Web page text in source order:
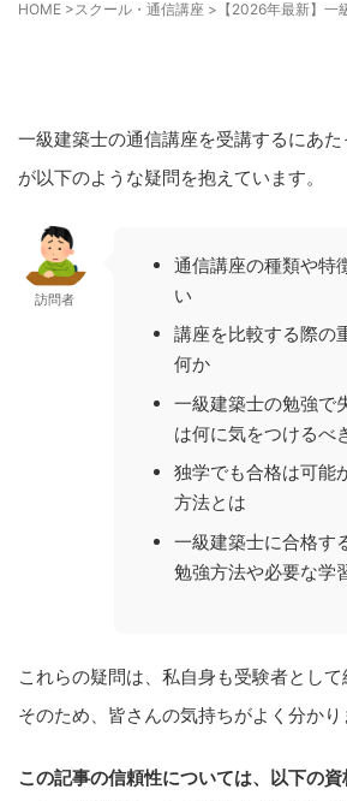
HOME >スクール・通信講座 > 【2026年最新】
一級建築士の通信講座を受講するにあ
が以下のような疑問を抱えています。
訪問者
通信講座の種類や特
い
講座を比較する際の
何か
一級建築士の勉強で
は何に気をつけるべ
独学でも合格は可能
方法とは
一級建築士に合格す
勉強方法や必要な学
これらの疑問は、私自身も受験者として
そのため、皆さんの気持ちがよく分かり
この記事の信頼性については、以下の